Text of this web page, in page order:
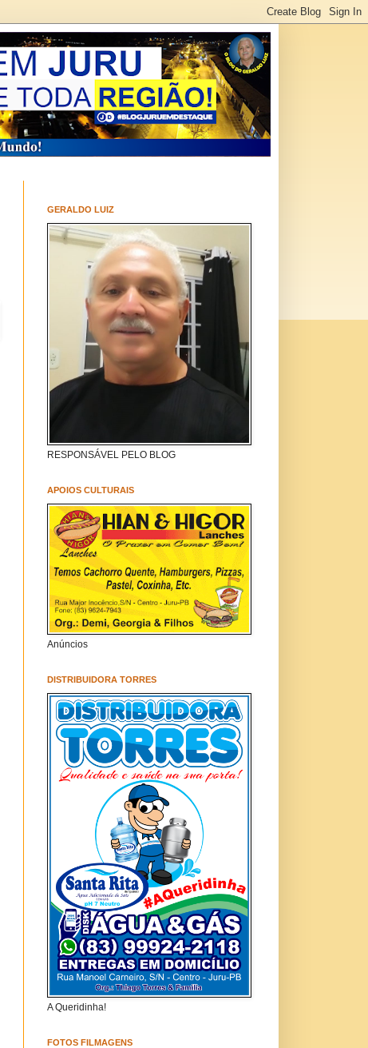
GERALDO LUIZ
RESPONSÁVEL PELO BLOG
APOIOS CULTURAIS
Anúncios
DISTRIBUIDORA TORRES
A Queridinha!
FOTOS FILMAGENS